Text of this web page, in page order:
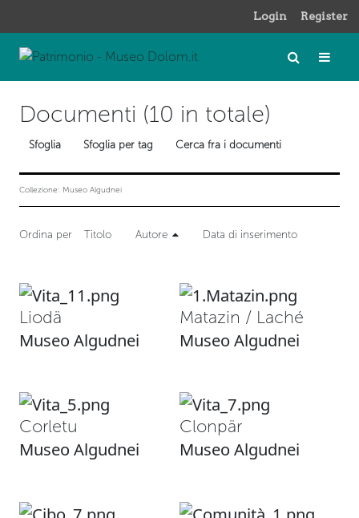
Login Register
Documenti (10 in totale)
Sfoglia Sfoglia per tag Cerca fra i documenti
Collezione: Museo Algudnei
Ordina per Titolo Autore Data di inserimento
Liodä
Museo Algudnei
Matazin / Laché
Museo Algudnei
Corletu
Museo Algudnei
Clonpär
Museo Algudnei